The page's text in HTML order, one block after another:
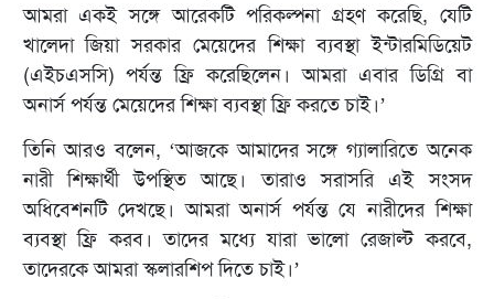
আমরা একই সঙ্গে আরেকটি পরিকল্পনা গ্রহণ করেছি, যেটি
খালেদা জিয়া সরকার মেয়েদের শিক্ষা ব্যবস্থা ইন্টারমিডিয়েট
(এইচএসসি) পর্যন্ত ফ্রি করেছিলেন। আমরা এবার ডিগ্রি বা
অনার্স পর্যন্ত মেয়েদের শিক্ষা ব্যবস্থা ফ্রি করতে চাই।’
তিনি আরও বলেন, ‘আজকে আমাদের সঙ্গে গ্যালারিতে অনেক
নারী শিক্ষার্থী উপস্থিত আছে। তারাও সরাসরি এই সংসদ
অধিবেশনটি দেখছে। আমরা অনার্স পর্যন্ত যে নারীদের শিক্ষা
ব্যবস্থা ফ্রি করব। তাদের মধ্যে যারা ভালো রেজাল্ট করবে,
তাদেরকে আমরা স্কলারশিপ দিতে চাই।’